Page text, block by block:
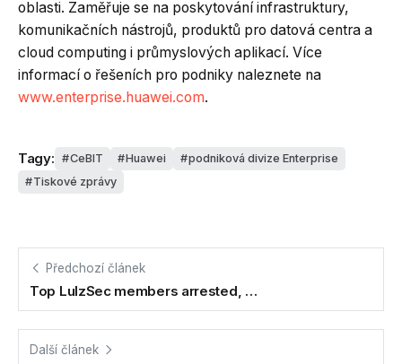
oblasti. Zaměřuje se na poskytování infrastruktury,
komunikačních nástrojů, produktů pro datová centra a
cloud computing i průmyslových aplikací. Více
informací o řešeních pro podniky naleznete na
www.enterprise.huawei.com.
Tagy: CeBIT Huawei
podniková divize Enterprise
Tiskové zprávy
Předchozí článek
Top LulzSec members arrested, …
Další článek